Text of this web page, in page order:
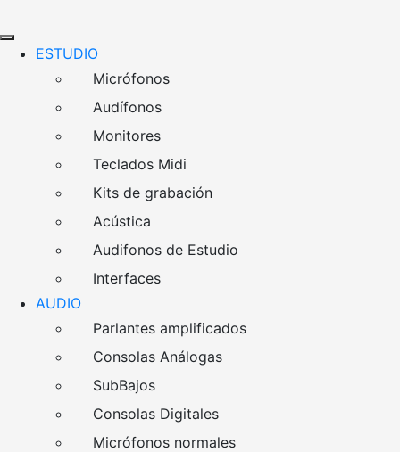
ESTUDIO
Micrófonos
Audífonos
Monitores
Teclados Midi
Kits de grabación
Acústica
Audifonos de Estudio
Interfaces
AUDIO
Parlantes amplificados
Consolas Análogas
SubBajos
Consolas Digitales
Micrófonos normales